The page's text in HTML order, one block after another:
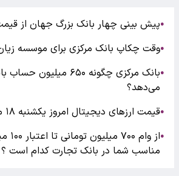
●پیش بینی چهار بانک بزرگ جهان از
●وقت چکاپ بانک مرکزی برای موسسه
●
بانک مرکزی چگونه ۶۵۰
می‌دهد؟
●قیمت ارزهای دیجیتال امروز یکشنبه ۱۸ مرداد ۱۴۰۵
●
از
مناسب شما در بانک تجارت کدام است ؟